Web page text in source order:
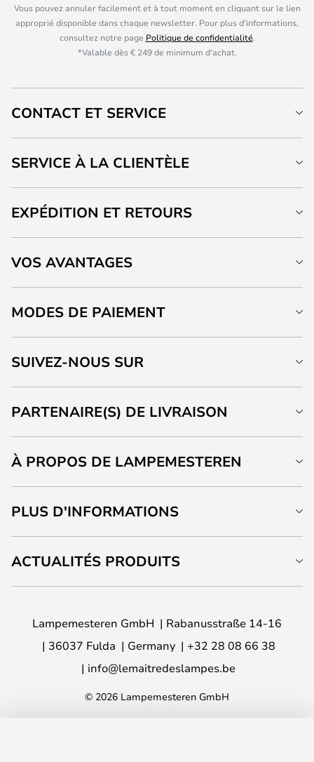
Vous pouvez annuler facilement et à tout moment en cliquant sur le lien
approprié disponible dans chaque newsletter. Pour plus d'informations,
consultez notre page Politique de confidentialité.
*Valable dès € 249 de minimum d'achat.
CONTACT ET SERVICE
SERVICE À LA CLIENTÈLE
EXPÉDITION ET RETOURS
VOS AVANTAGES
MODES DE PAIEMENT
SUIVEZ-NOUS SUR
PARTENAIRE(S) DE LIVRAISON
À PROPOS DE LAMPEMESTEREN
PLUS D'INFORMATIONS
ACTUALITÉS PRODUITS
Lampemesteren GmbH
Rabanusstraße 14-16
36037 Fulda
Germany
+32 28 08 66 38
info@lemaitredeslampes.be
© 2026 Lampemesteren GmbH